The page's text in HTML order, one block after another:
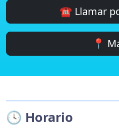
☎️ Llamar
📍
🕓 Horario